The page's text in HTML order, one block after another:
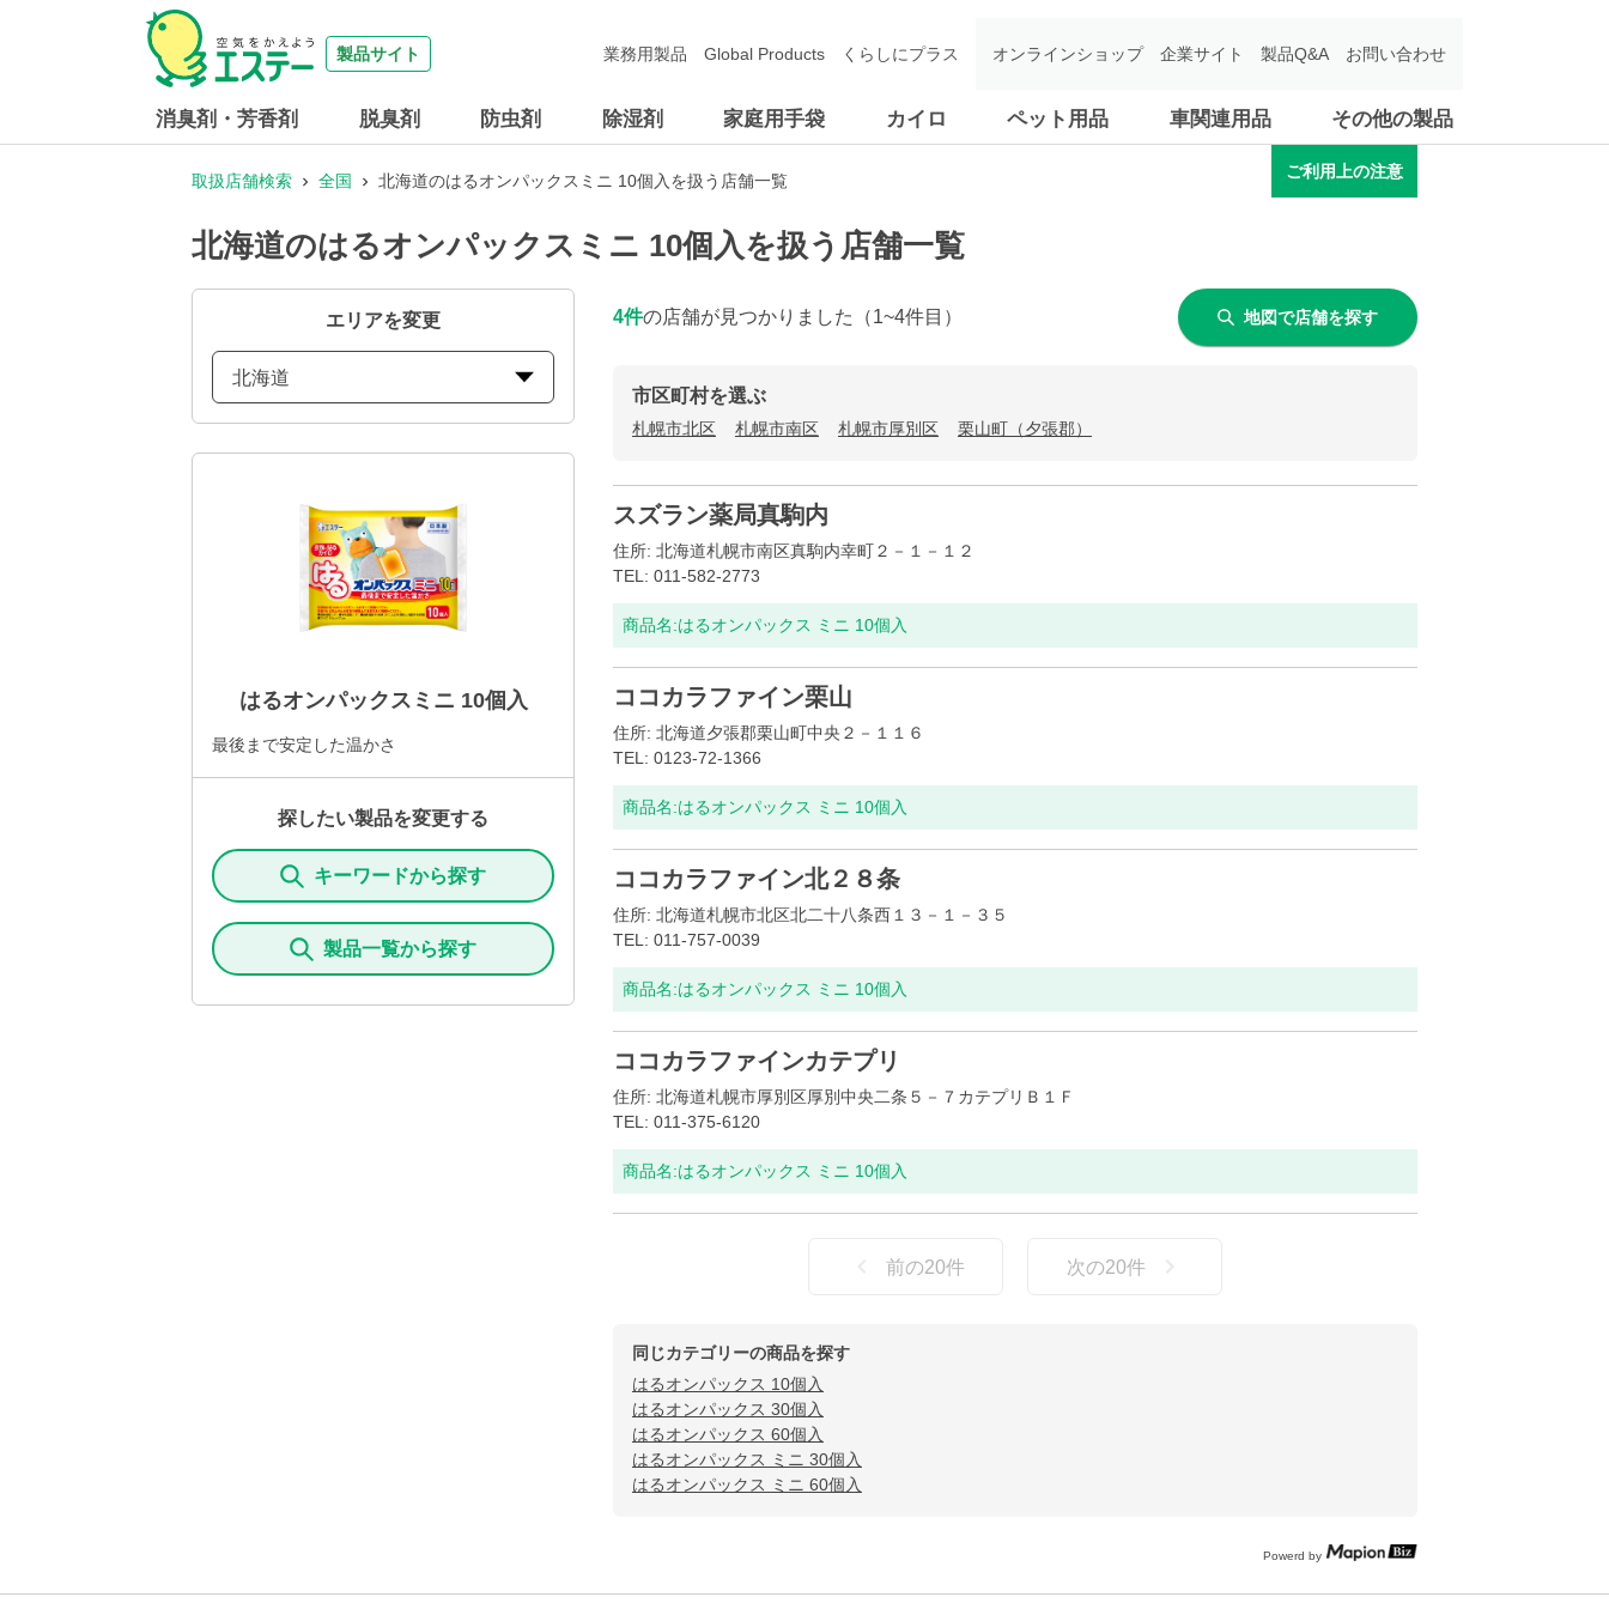
製品サイト
消臭剤・芳香剤 脱臭剤 防虫剤 除湿剤 家庭用手袋 カイロ ペット用品 車関連用品 その他の製品
業務用製品 Global Products くらしにプラス オンラインショップ 企業サイト 製品Q&A お問い合わせ
取扱店舗検索 全国 北海道のはるオンパックスミニ 10個入を扱う店舗一覧
ご利用上の注意
北海道のはるオンパックスミニ 10個入を扱う店舗一覧
エリアを変更
北海道
はるオンパックスミニ 10個入
最後まで安定した温かさ
探したい製品を変更する
キーワードから探す
製品一覧から探す
4件の店舗が見つかりました （1~4件目） 地図で店舗を探す
市区町村を選ぶ
札幌市北区 札幌市南区 札幌市厚別区 栗山町（夕張郡）
スズラン薬局真駒内
住所: 北海道札幌市南区真駒内幸町２－１－１２
TEL: 011-582-2773
商品名:はるオンパックス ミニ 10個入
ココカラファイン栗山
住所: 北海道夕張郡栗山町中央２－１１６
TEL: 0123-72-1366
商品名:はるオンパックス ミニ 10個入
ココカラファイン北２８条
住所: 北海道札幌市北区北二十八条西１３－１－３５
TEL: 011-757-0039
商品名:はるオンパックス ミニ 10個入
ココカラファインカテプリ
住所: 北海道札幌市厚別区厚別中央二条５－７カテプリＢ１Ｆ
TEL: 011-375-6120
商品名:はるオンパックス ミニ 10個入
前の20件 次の20件
同じカテゴリーの商品を探す
はるオンパックス 10個入
はるオンパックス 30個入
はるオンパックス 60個入
はるオンパックス ミニ 30個入
はるオンパックス ミニ 60個入
Powerd by